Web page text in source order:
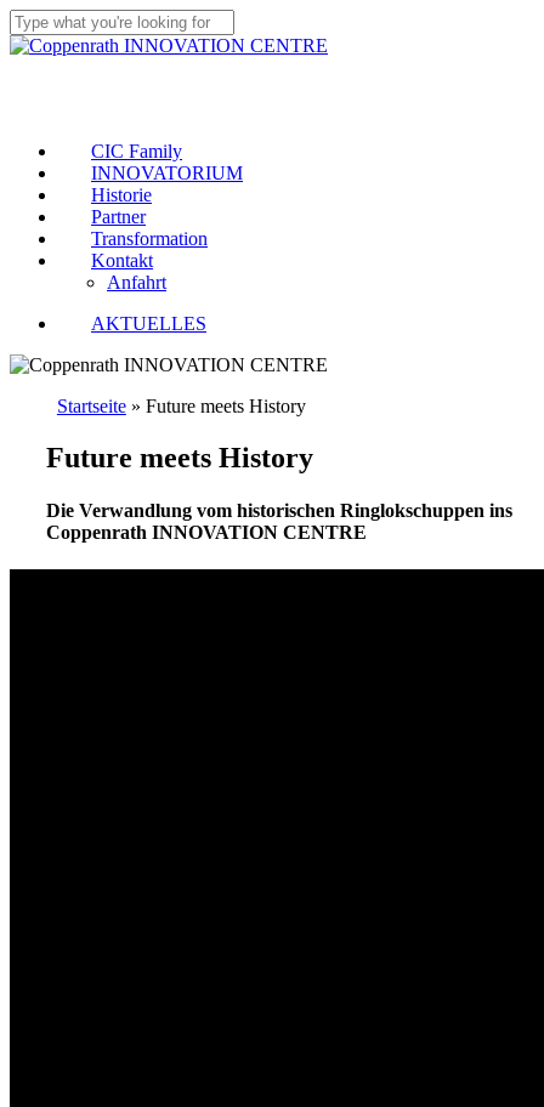
Skip
to
Close
CIC Family
INNOVATORIUM
Historie
Partner
Transformation
Kontakt
Anfahrt
AKTUELLES
Startseite» Future meets History
Future meets History
Die Verwandlung vom historischen Ringlokschuppen ins
Coppenrath INNOVATION CENTRE